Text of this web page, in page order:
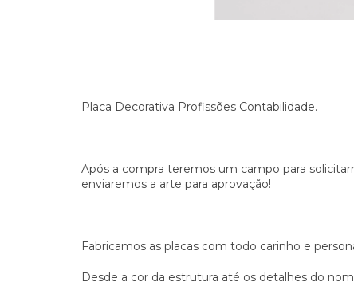
Placa Decorativa Profissões Contabilidade.
Após a compra teremos um campo para
enviaremos a arte para aprovação!
Fabricamos as placas com todo carinho e
Desde a cor da estrutura até os detalhes do